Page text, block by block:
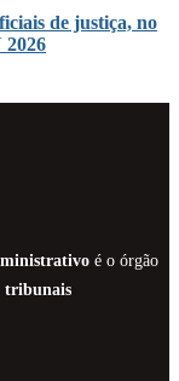
de justiça, no
2026
é o órgão
tribunais